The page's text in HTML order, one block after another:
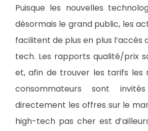
Puisque les nouvelles
désormais le grand public, les
facilitent de plus en plus l’accès
tech. Les rapports qualité/prix
et, afin de trouver les tarifs les
consommateurs sont
directement les offres sur le
high-tech pas cher est